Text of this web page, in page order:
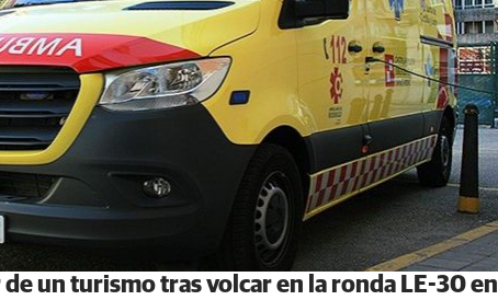
un turismo tras volcar en la ronda LE-30 en